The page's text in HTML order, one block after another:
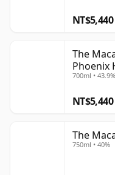
NT$5,440
The
Phoenix
700ml • 43.9%
NT$5,440
The
750ml • 40%